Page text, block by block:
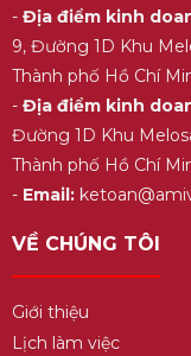
- Địa điểm kinh
9, Đường 1D Khu
Thành phố Hồ Chí
- Địa điểm kinh
Đường 1D Khu
Thành phố Hồ Chí
- Email:
VỀ CHÚNG TÔI
Giới thiệu
Lịch làm việc